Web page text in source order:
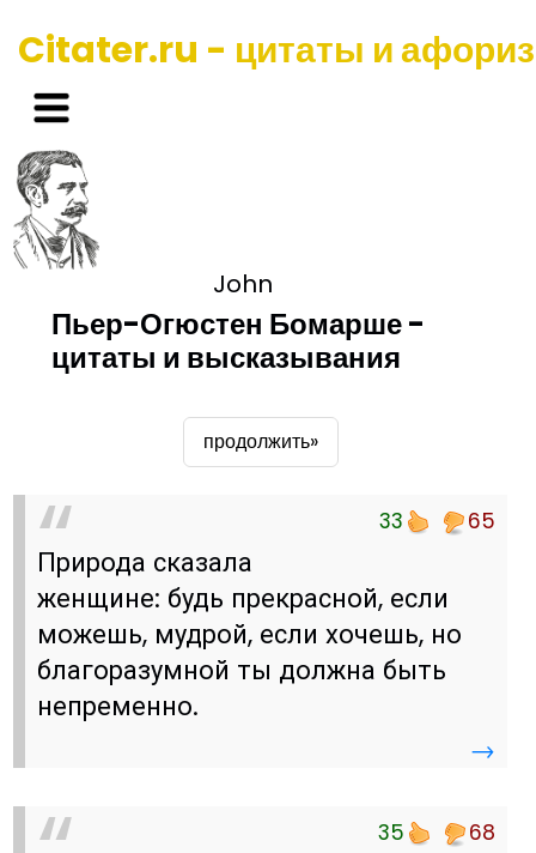
Citater.ru - цитаты и
John
Пьер-Огюстен Бомарше -
цитаты и высказывания
продолжить»
33 65
Природа сказала
женщине: будь прекрасной, если
можешь, мудрой, если хочешь, но
благоразумной ты должна быть
непременно.
→
35 68